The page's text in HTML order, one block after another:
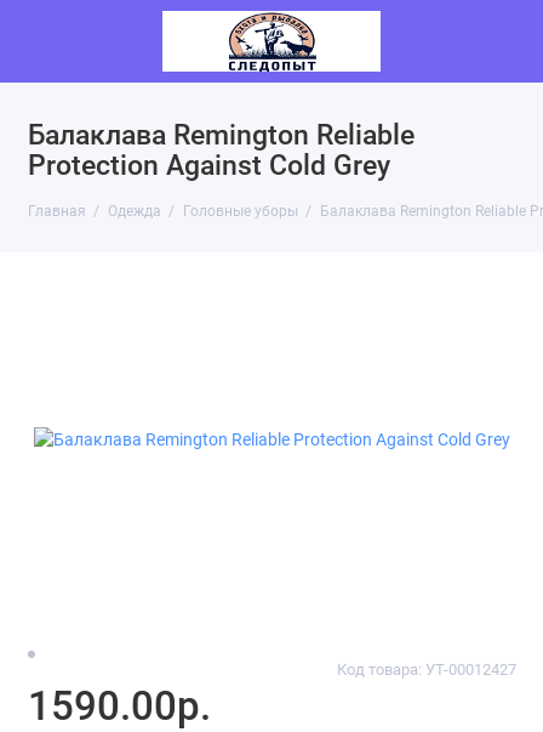
Балаклава Remington Reliable
Protection Against Cold Grey
Главная Одежда Головные уборы Балаклава Remington Reliable
Код товара: УТ-00012427
1590.00р.